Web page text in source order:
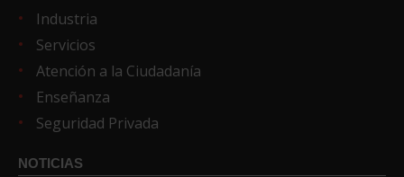
Industria
Servicios
Atención a la Ciudadanía
Enseñanza
Seguridad Privada
NOTICIAS